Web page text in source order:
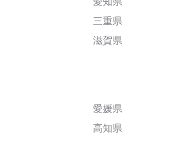
三重県
滋賀県
愛媛県
高知県